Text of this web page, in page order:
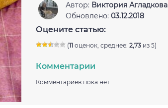
Автор: Виктория Агладкова
Обновлено: 03.12.2018
Оцените статью:
(11 оценок, среднее: 2,73 из 5)
Комментарии
Комментариев пока нет